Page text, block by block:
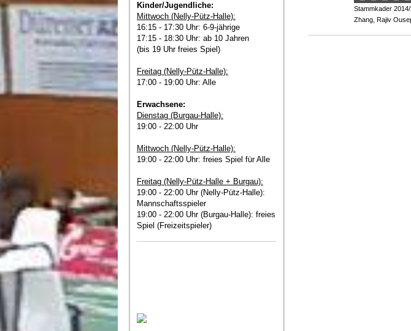
Kinder/Jugendliche:
Mittwoch (Nelly-Pütz-Halle):
16:15 - 17:30 Uhr: 6-9-jährige
17:15 - 18:30 Uhr: ab 10 Jahren
(bis 19 Uhr freies Spiel)
Freitag (Nelly-Pütz-Halle):
17:00 - 19:00 Uhr: Alle
Erwachsene:
Dienstag (Burgau-Halle):
19:00 - 22:00 Uhr
Mittwoch (Nelly-Pütz-Halle):
19:00 - 22:00 Uhr: freies Spiel für Alle
Freitag (Nelly-Pütz-Halle + Burgau):
19:00 - 22:00 Uhr (Nelly-Pütz-Halle):
Mannschaftsspieler
19:00 - 22:00 Uhr (Burgau-Halle): freies
Spiel (Freizeitspieler)
Stammkader
Zhang, Rajiv